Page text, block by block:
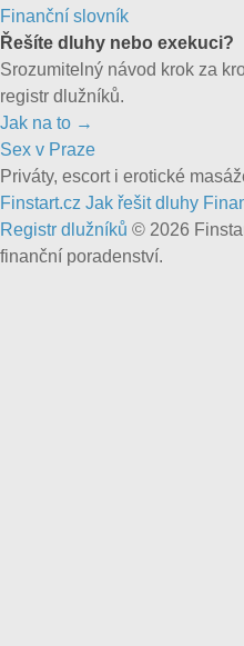
Finanční slovník
Řešíte dluhy nebo exekuci?
Srozumitelný návod krok za
registr dlužníků.
Jak na to →
Sex v Praze
Priváty, escort i erotické
Finstart.cz Jak řešit dluhy
Registr dlužníků © 2026
finanční poradenství.